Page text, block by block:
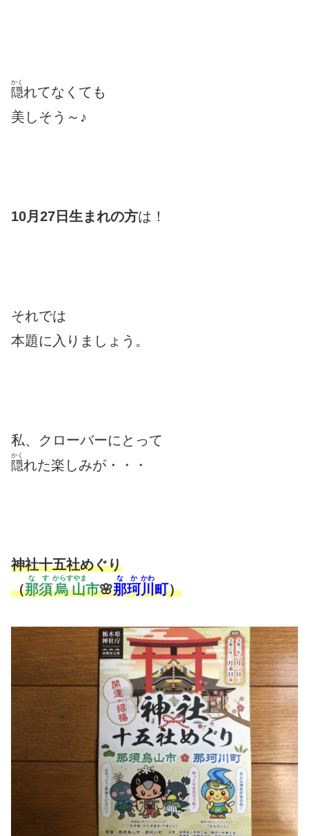
隠
かく
れてなくても
美しそう～♪
10月27日生まれの方は！
それでは
本題に入りましょう。
私、クローバーにとって
隠
かく
れた楽しみが・・・
神社十五社めぐり
（那須
なす
烏山
からすやま
市🌸那珂
なか
川
かわ
町）